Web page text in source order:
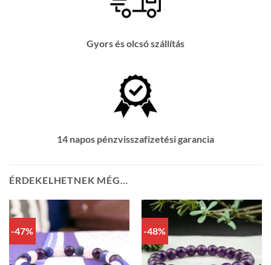
Gyors és olcsó szállítás
14 napos pénzvisszafizetési garancia
ÉRDEKELHETNEK MÉG…
-47% -48%